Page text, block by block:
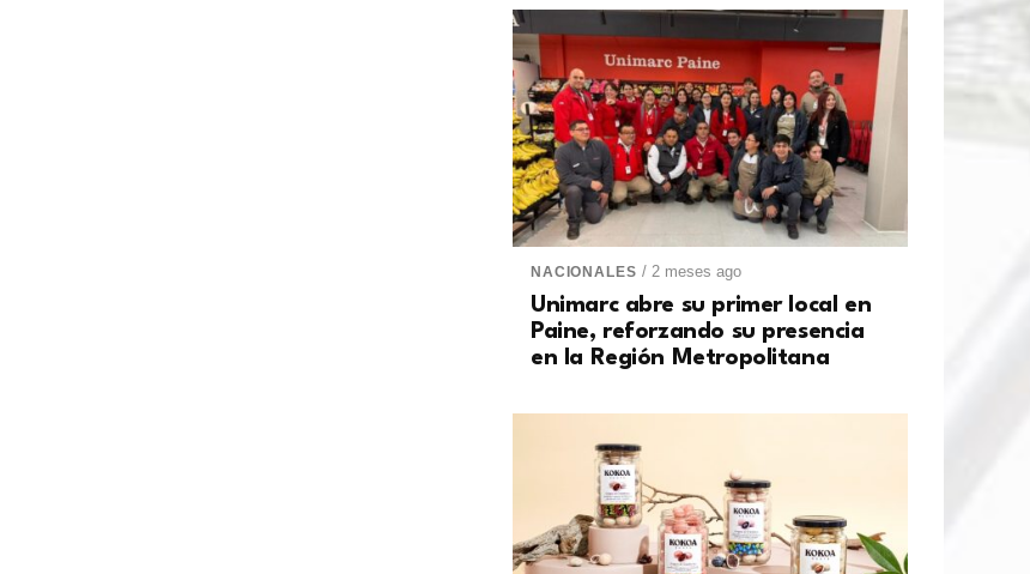
NACIONALES / 2 meses ago
Unimarc abre su primer local en
Paine, reforzando su presencia
en la Región Metropolitana